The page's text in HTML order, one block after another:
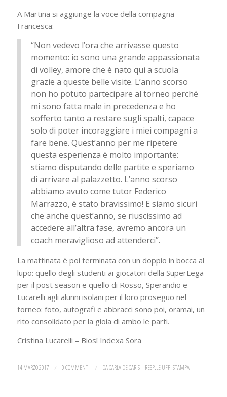
A Martina si aggiunge la voce della compagna
Francesca:
“Non vedevo l’ora che arrivasse questo
momento: io sono una grande appassionata
di volley, amore che è nato qui a scuola
grazie a queste belle visite. L’anno scorso
non ho potuto partecipare al torneo perché
mi sono fatta male in precedenza e ho
sofferto tanto a restare sugli spalti, capace
solo di poter incoraggiare i miei compagni a
fare bene. Quest’anno per me ripetere
questa esperienza è molto importante:
stiamo disputando delle partite e speriamo
di arrivare al palazzetto. L’anno scorso
abbiamo avuto come tutor Federico
Marrazzo, è stato bravissimo! E siamo sicuri
che anche quest’anno, se riuscissimo ad
accedere all’altra fase, avremo ancora un
coach meraviglioso ad attenderci”.
La mattinata è poi terminata con un doppio in bocca al
lupo: quello degli studenti ai giocatori della SuperLega
per il post season e quello di Rosso, Sperandio e
Lucarelli agli alunni isolani per il loro proseguo nel
torneo: foto, autografi e abbracci sono poi, oramai, un
rito consolidato per la gioia di ambo le parti.
Cristina Lucarelli – Biosì Indexa Sora
14 MARZO 2017 / 0 COMMENTI / DACARLA DE CARIS – RESP.LE UFF. STAMPA